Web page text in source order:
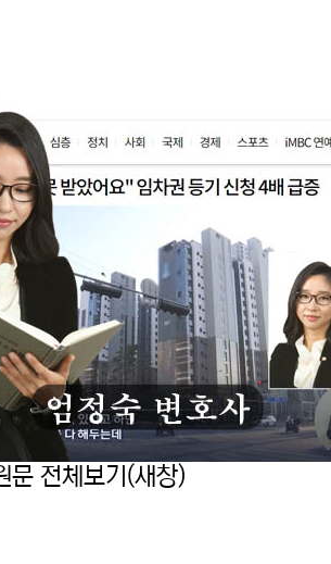
문 전체보기(새창)